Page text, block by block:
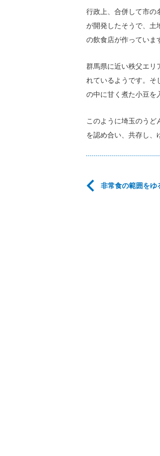
行政上、合併して市の
が開発したそうで、土
の飲食店が作っていま
群馬県に近い秩父エリ
れているようです。そ
の中に甘く煮た小豆を
このように埼玉のう
を認め合い、共存し、
非常食の範囲をゆ